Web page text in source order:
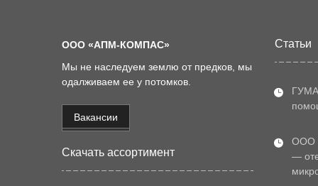
ООО «АПМ-КОМПАС»
Мы не наследуем землю от предков, мы
одалживаем ее у потомков.
Вакансии
Скачать ассортимент
Статьи
ООО
—